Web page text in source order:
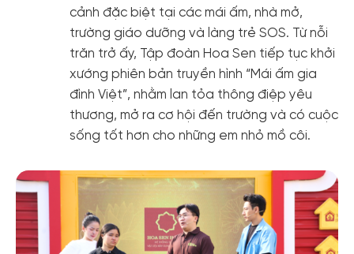
cảnh đặc biệt tại các mái ấm, nhà mở,
trường giáo dưỡng và làng trẻ SOS. Từ nỗi
trăn trở ấy, Tập đoàn Hoa Sen tiếp tục khởi
xướng phiên bản truyền hình “Mái ấm gia
đình Việt”, nhằm lan tỏa thông điệp yêu
thương, mở ra cơ hội đến trường và có cuộc
sống tốt hơn cho những em nhỏ mồ côi.